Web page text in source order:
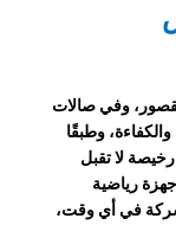
وفي صالات
وطبقًا
لا تقبل
رياضية
في أي وقت،